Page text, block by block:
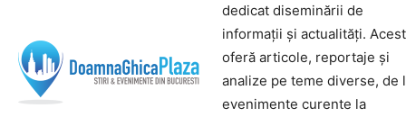
dedicat diseminării de
informații și actualități.
oferă articole, reportaje și
analize pe teme diverse, de
evenimente curente la